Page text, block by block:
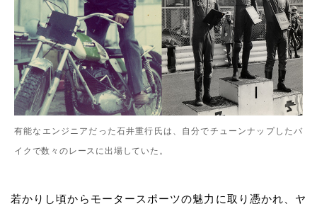
有能なエンジニアだった石井重行氏は、自分でチューンナップしたバ
イクで数々のレースに出場していた。
若かりし頃からモータースポーツの魅力に取り憑かれ、 ヤ